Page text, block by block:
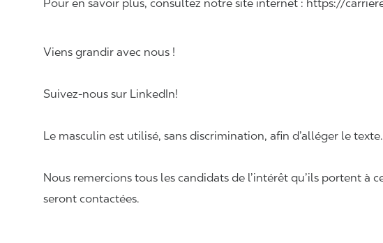
Pour en savoir plus, consultez notre site internet : https://
Viens grandir avec nous !
Suivez-nous sur LinkedIn!
Le masculin est utilisé, sans discrimination, afin d’alléger le texte.
Nous remercions tous les candidats de l’intérêt qu’ils portent à
seront contactées.